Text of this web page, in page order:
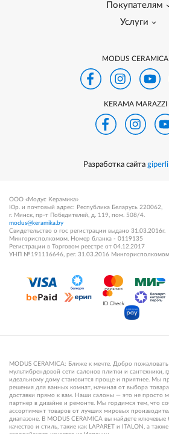
Покупателям
Услуги
MODUS CERAMICA
KERAMA MARAZZI
Разработка сайта
ООО «Модус Керамика»
Юр. и почтовый адрес: Республика Беларусь 220062,
г. Минск, пр-т Победителей, д. 119, пом. 508/4.
modus@keramika.by
Свидетельство о гос регистрации выдано 31.03.2016г.
Мингорисполкомом. Номер бланка - 0119135
Регистрации в Торговом реестре от 04.12.2017
УНП №191116646, рег. 31.03.2016 Мингорисполкомом
MODUS CERAMICA: Ближе к мечте. Добро
мультибрендовой сети салонов плитки и сантехники,
идеальному дому становится проще и приятнее. Мы
решения для ванных комнат, начиная от выбора
доставки прямо к вам. Наши салоны — это не просто
партнер в дизайне и ремонте. Мы гордимся тем, что
ассортимент товаров от лучших мировых
диапазоне. В MODUS CERAMICA вы найдете
качество и стиль, такие как LAPARET и ITALON, а